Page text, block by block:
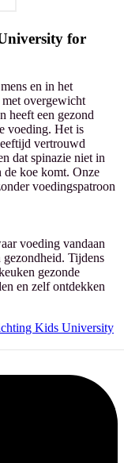
for
en in het
overgewicht
heeft een gezond
voeding. Het is
vertrouwd
dat spinazie niet in
de koe komt. Onze
voedingspatroon
voeding vandaan
Tijdens
gezonde
en zelf ontdekken
Kids University